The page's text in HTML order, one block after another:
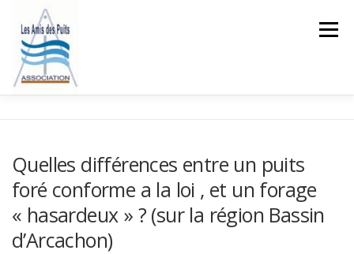
contenu
Menu
BLOG COMMENTAIRES
CONTACTEZ L’ASSOCIATION
Quelles différences entre un puits
foré conforme a la loi , et un forage
« hasardeux » ? (sur la région Bassin
d’Arcachon)